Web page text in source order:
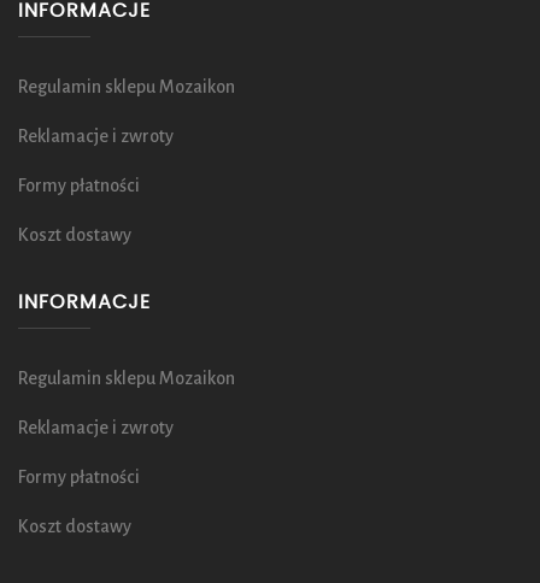
INFORMACJE
Regulamin sklepu Mozaikon
Reklamacje i zwroty
Formy płatności
Koszt dostawy
INFORMACJE
Regulamin sklepu Mozaikon
Reklamacje i zwroty
Formy płatności
Koszt dostawy